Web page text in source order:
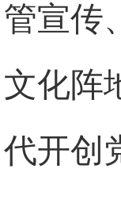
管宣传
文化阵
代开创